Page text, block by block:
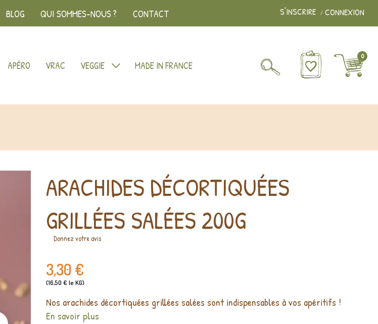
S'INSCRIRE CONNEXION
BLOG QUI SOMMES-NOUS ? CONTACT
APÉRO VRAC VEGGIE MADE IN FRANCE
0
ARACHIDES DÉCORTIQUÉES
GRILLÉES SALÉES 200G
Donnez votre avis
3,30 €
(16,50 € le KG)
Nos arachides décortiquées grillées salées sont indispensables à vos apéritifs !
En savoir plus